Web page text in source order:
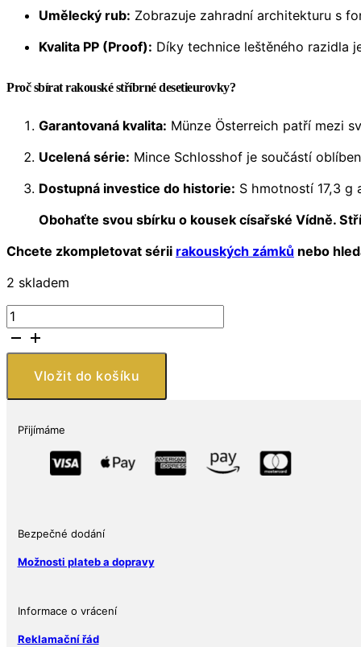
Umělecký rub: Zobrazuje zahradní architekturu s
Kvalita PP (Proof): Díky technice leštěného razidla
Proč sbírat rakouské stříbrné desetieurovky?
Garantovaná kvalita: Münze Österreich patří mezi
Ucelená série: Mince Schlosshof je součástí
Dostupná investice do historie: S hmotností 17,3
Obohaťte svou sbírku o kousek císařské Vídně.
Chcete zkompletovat sérii rakouských zámků nebo
2 skladem
Stříbrná
mince
Zámek
Schlosshof
Proof
Vložit do košíku
Přijímáme
Bezpečné dodání
Možnosti plateb a dopravy
Informace o vrácení
Reklamační řád